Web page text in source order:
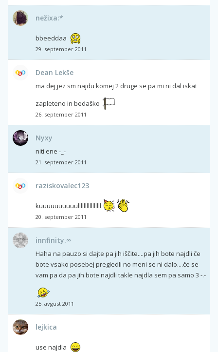
nežixa:*
bbeeddaa
29. september 2011
Dean Lekše
ma dej jez sm najdu komej 2 druge se pa mi ni dal iskat
zapleteno in bedaško
26. september 2011
Nyxy
niti ene -_-
21. september 2011
raziskovalec123
kuuuuuuuuuullllllllllllllll
20. september 2011
innfinity.∞
Haha na pauzo si dajte pa jih iščite....pa jih bote najdli če
bote vsako posebej pregledli no meni se ni dalo....če se
vam pa da pa jih bote najdli takle najdla sem pa samo 3 -.-
25. avgust 2011
lejkica
use najdla